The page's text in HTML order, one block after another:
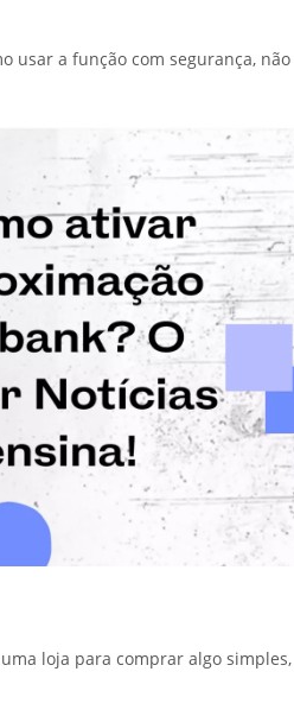
usar a função com segurança, não
loja para comprar algo simples,